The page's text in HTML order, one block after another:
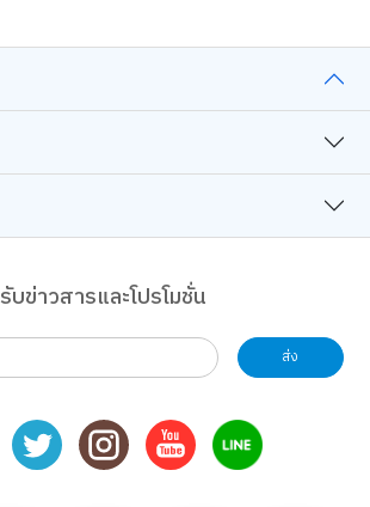
รับข่าวสารและโปรโมชั่น
ส่ง